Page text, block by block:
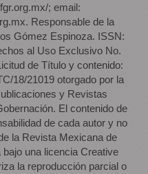
; email:
Responsable de la
Gómez Espinoza. ISSN:
al Uso Exclusivo No.
de Título y contenido:
18/21019 otorgado por la
y Revistas
El contenido de
de cada autor y no
la Revista Mexicana de
una licencia Creative
la reproducción parcial o